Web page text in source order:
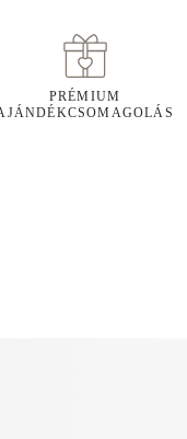
PRÉMIUM